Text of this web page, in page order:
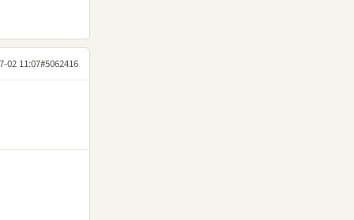
02 11:07#5062416